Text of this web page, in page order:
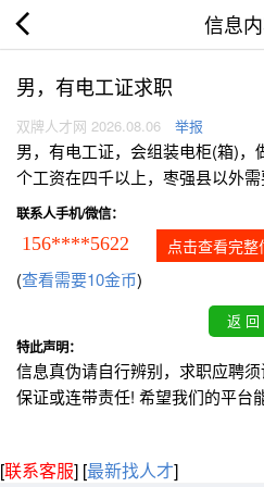
信息
男，有电工证求职
双牌人才网 2026.08.06 举报
男，有电工证，会组装电柜(箱)
个工资在四千以上，枣强县以外
联系人手机/微信：
156****5622 点击查看完整
(查看需要10金币)
特此声明：
信息真伪请自行辨别，求职应聘
保证或连带责任! 希望我们的平台
[联系客服] [最新找人才]